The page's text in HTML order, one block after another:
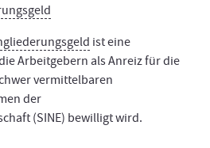
ist eine
Arbeitgebern als Anreiz für die
vermittelbaren
der
(SINE) bewilligt wird.